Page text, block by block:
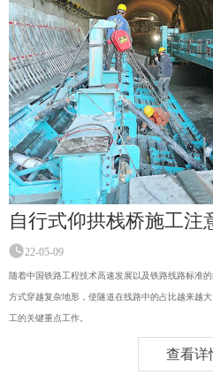
自行式仰拱栈桥施工注
22-05-09
随着中国铁路工程技术高速发展以及铁路线路标准
方式穿越复杂地形，使隧道在线路中的占比越来越
工的关键重点工作。
查看详